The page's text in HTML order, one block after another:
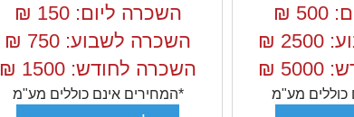
₪
₪
₪
כוללים מע"מ
השכרה ליום: 150
₪
השכרה לשבוע: 750
₪
השכרה לחודש: 1500
₪
*המחירים אינם כוללים מע"מ